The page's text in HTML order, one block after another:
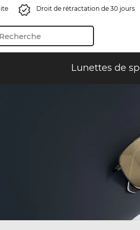
Droit de rétractation de 30 jours
Lunettes de